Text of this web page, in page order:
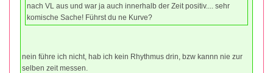
nach VL aus und war ja auch innerhalb der Zeit positiv.... sehr
komische Sache! Führst du ne Kurve?
nein führe ich nicht, hab ich kein Rhythmus drin, bzw kannn nie zur
selben zeit messen.